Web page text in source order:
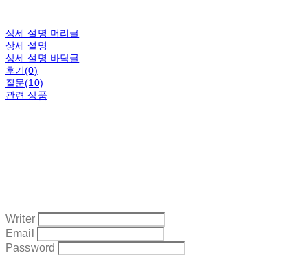
상세 설명 머리글
상세 설명
상세 설명 바닥글
후기(0)
질문(10)
관련 상품
Writer
Email
Password